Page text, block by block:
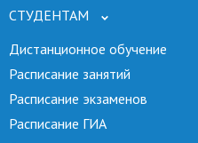
СТУДЕНТАМ
Дистанционное обучение
Расписание занятий
Расписание экзаменов
Расписание ГИА